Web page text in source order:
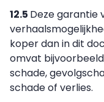
12.5 Deze garantie
koper dan in dit
omvat
schade,
schade of verlies.